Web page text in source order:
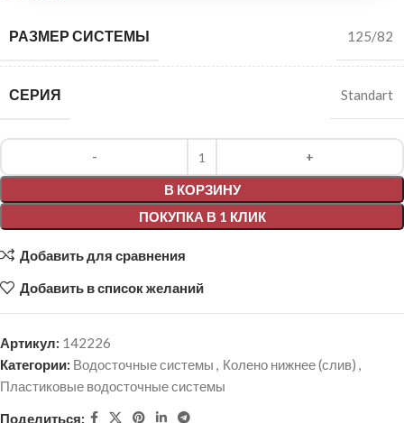
РАЗМЕР СИСТЕМЫ 125/82
СЕРИЯ Standart
В КОРЗИНУ
ПОКУПКА В 1 КЛИК
Alternative:
Добавить для сравнения
Добавить в список желаний
Артикул: 142226
Категории: Водосточные системы , Колено нижнее (слив) ,
Пластиковые водосточные системы
Поделиться: